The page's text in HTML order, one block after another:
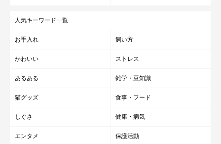
人気キーワード一覧
お手入れ 飼い方
かわいい ストレス
あるある 雑学・豆知識
猫グッズ 食事・フード
しぐさ 健康・病気
エンタメ 保護活動